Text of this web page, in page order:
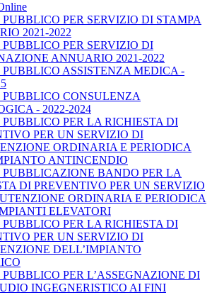
PER SERVIZIO DI STAMPA
2021-2022
PER SERVIZIO DI
ANNUARIO 2021-2022
ASSISTENZA MEDICA -
PUBBLICO CONSULENZA
- 2022-2024
PER LA RICHIESTA DI
PER UN SERVIZIO DI
ORDINARIA E PERIODICA
ANTINCENDIO
PUBBLICAZIONE BANDO PER LA
DI PREVENTIVO PER UN SERVIZIO
ORDINARIA E PERIODICA
ELEVATORI
PER LA RICHIESTA DI
PER UN SERVIZIO DI
DELL’IMPIANTO
PER L’ASSEGNAZIONE DI
INGEGNERISTICO AI FINI